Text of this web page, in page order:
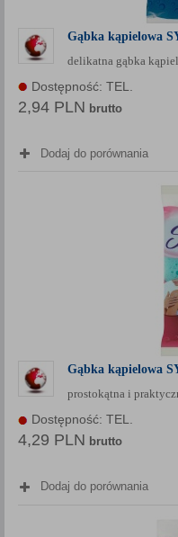
Gąbka kąpielowa
delikatna gąbka
Dostępność: TEL.
2,94 PLN brutto
Dodaj do porównania
Gąbka kąpielowa
prostokątna i
Dostępność: TEL.
4,29 PLN brutto
Dodaj do porównania